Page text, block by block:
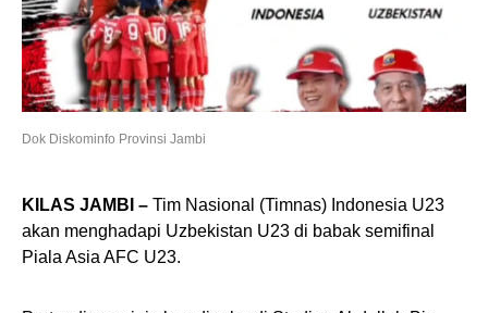
Dok Diskominfo Provinsi Jambi
KILAS JAMBI – Tim Nasional (Timnas) Indonesia U23
akan menghadapi Uzbekistan U23 di babak semifinal
Piala Asia AFC U23.